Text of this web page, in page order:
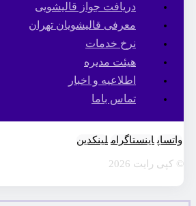
دریافت جواز قالیشویی
معرفی قالیشویان تهران
نرخ خدمات
هیئت مدیره
اطلاعیه و اخبار
تماس باما
واتساپ اینستاگرام لینکدین
© کپی رایت 2026